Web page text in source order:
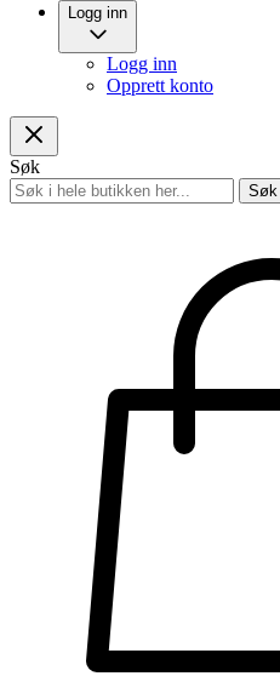
Logg inn
Logg inn
Opprett konto
Søk
Søk